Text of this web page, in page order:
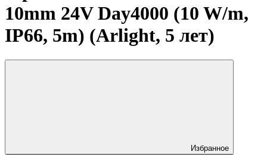
10mm 24V Day4000 (10 W/m,
IP66, 5m) (Arlight, 5 лет)
Избранное